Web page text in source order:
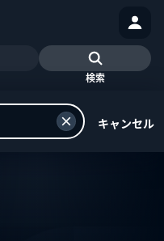
検索
キャンセル